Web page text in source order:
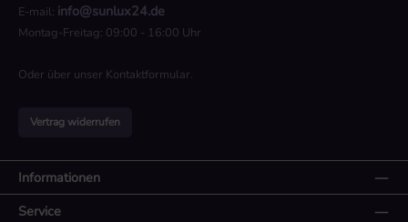
E-mail: info@sunlux24.de
Montag-Freitag: 09:00 - 16:00 Uhr
Oder über unser Kontaktformular.
Vertrag widerrufen
Informationen
Service